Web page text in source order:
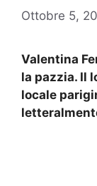
Ottobre 5,
Valentina
la pazzia. Il
locale